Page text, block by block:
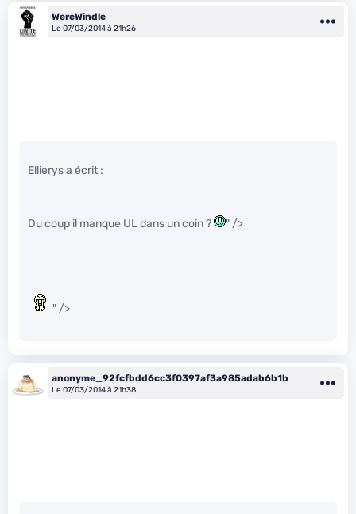
WereWindle
Le 07/03/2014 à 21h26
Ellierys a écrit :
Du coup il manque UL dans un coin ? " />
" />
anonyme_92fcfbdd6cc3f0397af3a985adab6b1b
Le 07/03/2014 à 21h38